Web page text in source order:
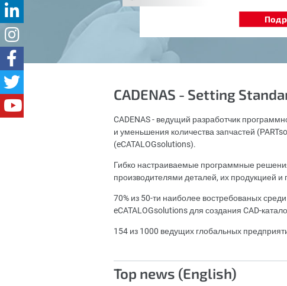
CADENAS - Setting
CADENAS - ведущий разработчик
и уменьшения количества запчастей
(eCATALOGsolutions).
Гибко настраиваемые программные
производителями деталей, их продукцией и
70% из 50-ти наиболее востребованых
eCATALOGsolutions для создания CAD-
154 из 1000 ведущих глобальных
Top news (English)